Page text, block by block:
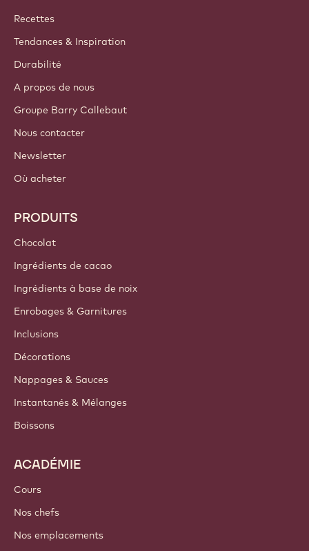
Callebaut
Recettes
Tendances & Inspiration
Durabilité
A propos de nous
Groupe Barry Callebaut
Nous contacter
Newsletter
Où acheter
PRODUITS
Chocolat
Ingrédients de cacao
Ingrédients à base de noix
Enrobages & Garnitures
Inclusions
Décorations
Nappages & Sauces
Instantanés & Mélanges
Boissons
ACADÉMIE
Cours
Nos chefs
Nos emplacements